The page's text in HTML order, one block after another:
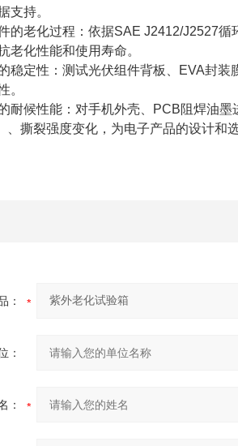
支持。
的老化过程：依据SAE J2412/J2527循
老化性能和使用寿命。
稳定性：测试光伏组件背板、EVA封
。
耐候性能：对手机外壳、PCB阻焊油墨
、撕裂强度变化，为电子产品的设计和
：
：
：